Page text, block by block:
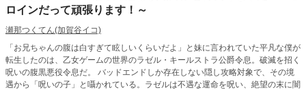
ロインだって頑張ります！～
瀬那つくてん(加賀谷イコ)
「お兄ちゃんの腹は白すぎて眩しいくらいだよ」と妹に言われていた平凡な僕が
転生したのは、乙女ゲームの世界のラゼル・キールストラ公爵令息。破滅を招く
呪いの腹黒悪役令息だ。 バッドエンドしか存在しない隠し攻略対象で、その境
遇から「呪いの子」と囁かれている。ラゼルは不遇な運命を呪い、絶望の末に闇